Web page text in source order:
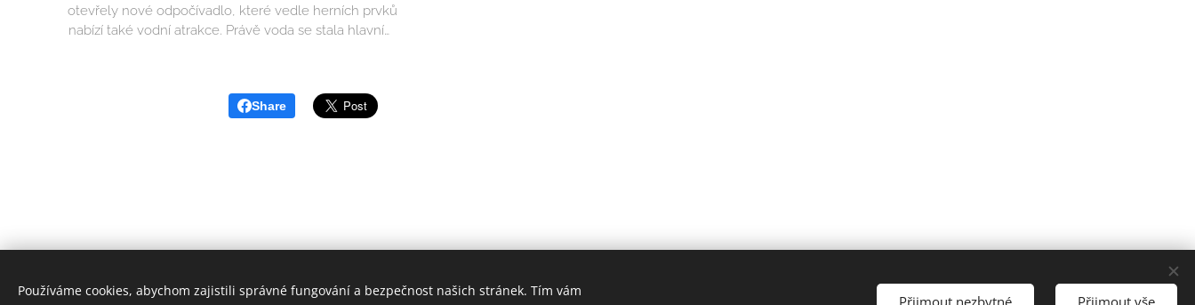
otevřely nové odpočívadlo, které vedle herních prvků
nabízí také vodní atrakce. Právě voda se stala hlavním
Share
© 2025 Jesenická voda | s láskou k H2O od VaK Jesenicka | Všechna práva vyhrazena.
Používáme cookies, abychom zajistili správné fungování a bezpečnost našich stránek. Tím vám
Přijmout nezbytné Přijmout vše